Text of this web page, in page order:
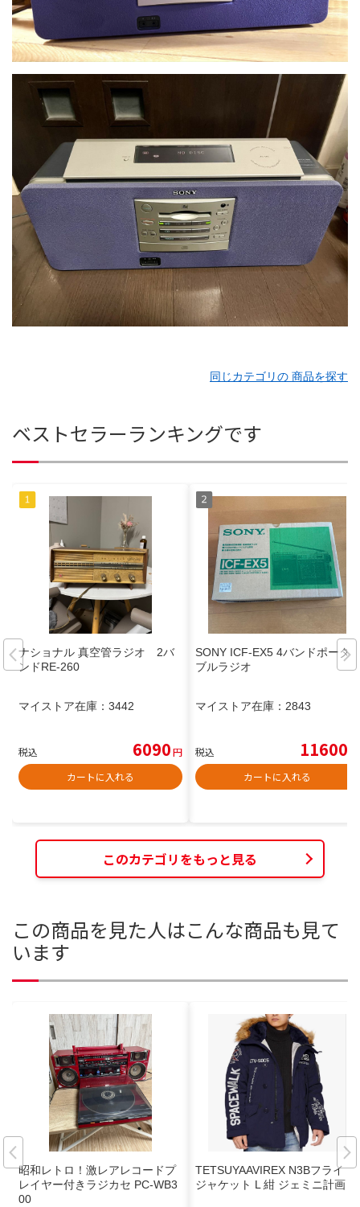
同じカテゴリの 商品を探す
ベストセラーランキングです
ナショナル 真空管ラジオ 2バ
ンドRE-260
マイストア在庫： 3442
税込 6090円
カートに入れる
SONY ICF-EX5 4バンドポータ
ブルラジオ
マイストア在庫： 2843
税込 11600
カートに入れる
このカテゴリをもっと見る
この商品を見た人はこんな商品も見て
います
昭和レトロ！激レアレコードプ
レイヤー付きラジカセ PC-WB3
00
TETSUYAAVIREX N3Bフライト
ジャケット L 紺 ジェミニ計画